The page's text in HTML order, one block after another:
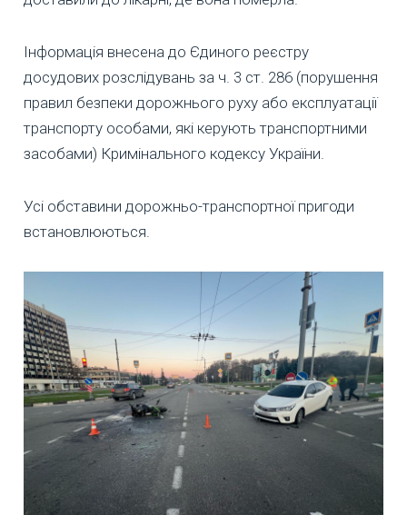
Інформація внесена до Єдиного реєстру
досудових розслідувань за ч. 3 ст. 286 (порушення
правил безпеки дорожнього руху або експлуатації
транспорту особами, які керують транспортними
засобами) Кримінального кодексу України.
Усі обставини дорожньо-транспортної пригоди
встановлюються.